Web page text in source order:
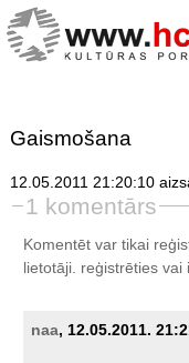
Gaismošana
12.05.2011 21:20:10
1 komentārs
Komentēt var tikai
lietotāji. reģistrētiesvai
naa, 12.05.2011.